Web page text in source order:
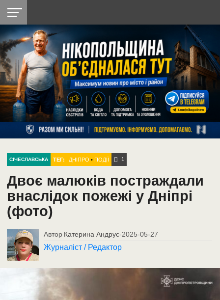
НІКОПОЛЬ
РАЙОН
СІЧЕСЛАВСЬКА
УКРАЇНА
РЕТРО
НІКОПОЛЬ
ЛАЙТ
УКРАЇНА
ДОПОМОГА
РАДІО
СІЧЕСЛАВСЬКА ТЕГ: ДНІПРО •ПОДІЇ 1
Двоє малюків постраждали
внаслідок пожежі у Дніпрі
(фото)
Автор Катерина Андрус-2025-05-27
Журналіст / Редактор